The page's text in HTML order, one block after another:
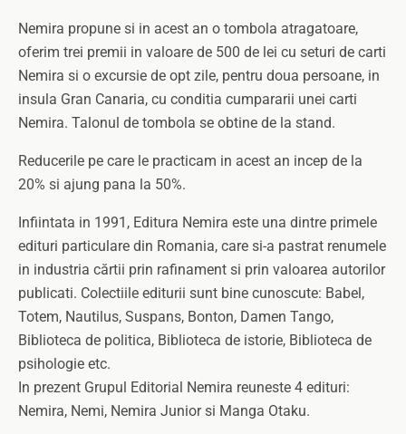
Nemira propune si in acest an o tombola atragatoare,
oferim trei premii in valoare de 500 de lei cu seturi de carti
Nemira si o excursie de opt zile, pentru doua persoane, in
insula Gran Canaria, cu conditia cumpararii unei carti
Nemira. Talonul de tombola se obtine de la stand.
Reducerile pe care le practicam in acest an incep de la
20% si ajung pana la 50%.
Infiintata in 1991, Editura Nemira este una dintre primele
edituri particulare din Romania, care si-a pastrat renumele
in industria cărtii prin rafinament si prin valoarea autorilor
publicati. Colectiile editurii sunt bine cunoscute: Babel,
Totem, Nautilus, Suspans, Bonton, Damen Tango,
Biblioteca de politica, Biblioteca de istorie, Biblioteca de
psihologie etc.
In prezent Grupul Editorial Nemira reuneste 4 edituri:
Nemira, Nemi, Nemira Junior si Manga Otaku.